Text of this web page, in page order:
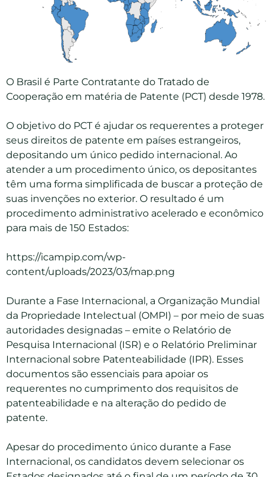
O Brasil é Parte Contratante do Tratado de
Cooperação em matéria de Patente (PCT) desde 1978.
O objetivo do PCT é ajudar os requerentes a proteger
seus direitos de patente em países estrangeiros,
depositando um único pedido internacional. Ao
atender a um procedimento único, os depositantes
têm uma forma simplificada de buscar a proteção de
suas invenções no exterior. O resultado é um
procedimento administrativo acelerado e econômico
para mais de 150 Estados:
https://icampip.com/wp-
content/uploads/2023/03/map.png
Durante a Fase Internacional, a Organização Mundial
da Propriedade Intelectual (OMPI) – por meio de suas
autoridades designadas – emite o Relatório de
Pesquisa Internacional (ISR) e o Relatório Preliminar
Internacional sobre Patenteabilidade (IPR). Esses
documentos são essenciais para apoiar os
requerentes no cumprimento dos requisitos de
patenteabilidade e na alteração do pedido de
patente.
Apesar do procedimento único durante a Fase
Internacional, os candidatos devem selecionar os